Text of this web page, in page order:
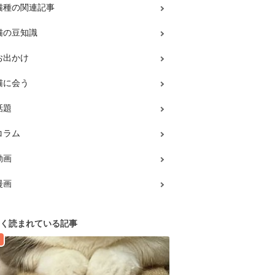
種の関連記事
の豆知識
出かけ
に会う
題
ラム
画
画
読まれている記事